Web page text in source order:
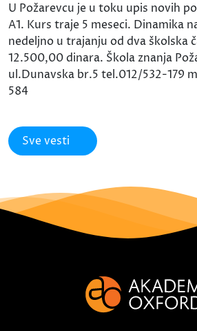
U Požarevcu je u toku upis novih
A1. Kurs traje 5 meseci. Dinamika
nedeljno u trajanju od dva školska
12.500,00 dinara. Škola znanja
ul.Dunavska br.5 tel.012/532-179
584
Sve vesti